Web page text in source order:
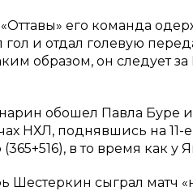
его команда
и отдал голевую
образом, он следует
обошел Павла Буре
НХЛ, поднявшись на 11-
(365+516), в то время как
Шестеркин сыграл матч